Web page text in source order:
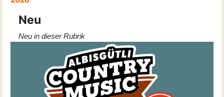
Neu
Neu in dieser Rubrik